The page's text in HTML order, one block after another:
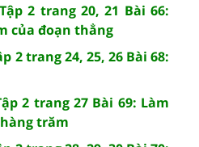
2 trang 20, 21 Bài 66:
của đoạn thẳng
2 trang 24, 25, 26 Bài 68:
2 trang 27 Bài 69: Làm
trăm